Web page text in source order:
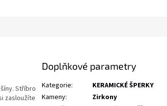
Stříbro
zasloužíte
Doplňkové parametry
Kategorie:
KERAMICKÉ ŠPERKY
Kameny:
Zirkony